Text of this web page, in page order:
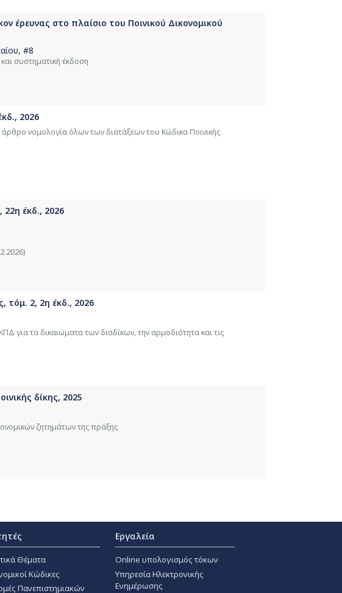
έρευνας στο πλαίσιο του Ποινικού Δικονομικού
, #8
συστηματική έκδοση
2026
νομολογία όλων των διατάξεων του Κώδικα Ποινικής
22η έκδ., 2026
τόμ. 2, 2η έκδ., 2026
για τα δικαιώματα των διαδίκων, την αρμοδιότητα και τις
δίκης, 2025
ζητημάτων της πράξης
Θέματα
Κώδικες
Πανεπιστημιακών
Εργαλεία
Online υπολογισμός τόκων
Υπηρεσία Ηλεκτρονικής
Ενημέρωσης